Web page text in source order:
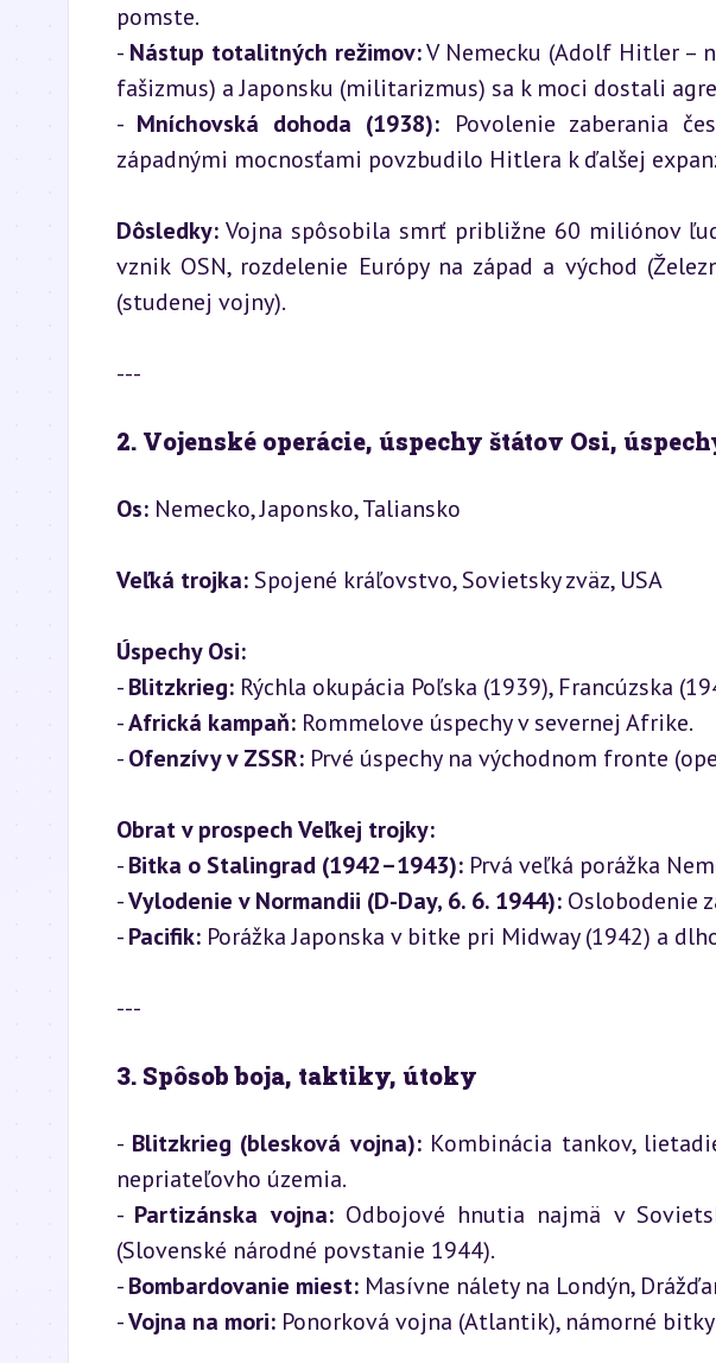
pomste.
- Nástup totalitných režimov: V Nemecku (Adolf Hitler –
fašizmus) a Japonsku (militarizmus) sa k moci dostali
- Mníchovská dohoda (1938): Povolenie zaberania
západnými mocnosťami povzbudilo Hitlera k ďalšej
Dôsledky: Vojna spôsobila smrť približne 60 miliónov
vznik OSN, rozdelenie Európy na západ a východ
(studenej vojny).
---
2. Vojenské operácie, úspechy štátov Osi,
Os: Nemecko, Japonsko, Taliansko
Veľká trojka: Spojené kráľovstvo, Sovietsky zväz, USA
Úspechy Osi:
- Blitzkrieg: Rýchla okupácia Poľska (1939), Francúzska
- Africká kampaň: Rommelove úspechy v severnej Afrike.
- Ofenzívy v ZSSR: Prvé úspechy na východnom fronte
Obrat v prospech Veľkej trojky:
- Bitka o Stalingrad (1942–1943): Prvá veľká porážka
- Vylodenie v Normandii (D-Day, 6. 6. 1944): Oslobodenie
- Pacifik: Porážka Japonska v bitke pri Midway (1942) a
---
3. Spôsob boja, taktiky, útoky
- Blitzkrieg (blesková vojna): Kombinácia tankov,
nepriateľovho územia.
- Partizánska vojna: Odbojové hnutia najmä v
(Slovenské národné povstanie 1944).
- Bombardovanie miest: Masívne nálety na Londýn,
- Vojna na mori: Ponorková vojna (Atlantik), námorné